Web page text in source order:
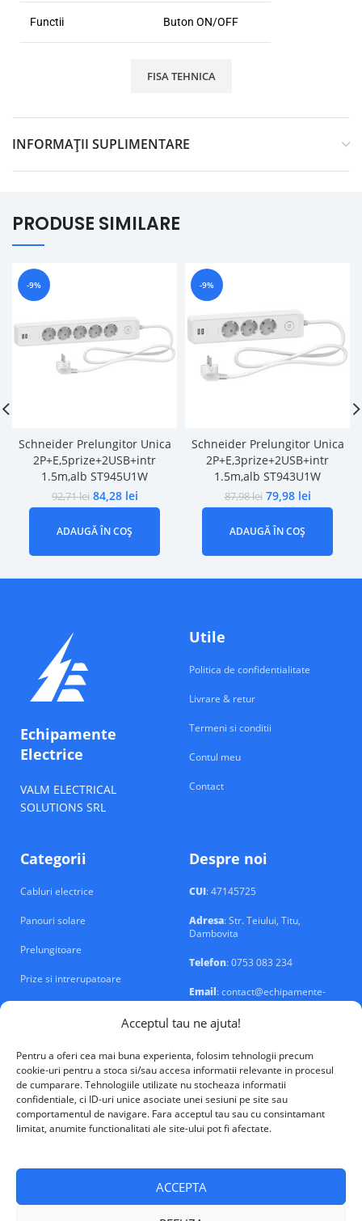
Acceptul tau ne ajuta!
Pentru a oferi cea mai buna experienta, folosim tehnologii precum
cookie-uri pentru a stoca si/sau accesa informatii relevante in procesul
de cumparare. Tehnologiile utilizate nu stocheaza informatii
confidentiale, ci ID-uri unice asociate unei sesiuni pe site sau
comportamentul de navigare. Fara acceptul tau sau cu consintamant
limitat, anumite functionalitati ale site-ului pot fi afectate.
ACCEPTA
Functii Buton ON/OFF
FISA TEHNICA
INFORMAȚII SUPLIMENTARE
PRODUSE SIMILARE
-9%
Schneider Prelungitor Unica
2P+E,5prize+2USB+intr
1.5m,alb ST945U1W
92,71lei 84,28 lei
ADAUGĂ ÎN COȘ
-9%
Schneider Prelungitor Unica
2P+E,3prize+2USB+intr
1.5m,alb ST943U1W
87,98lei 79,98 lei
ADAUGĂ ÎN COȘ
Echipamente
Electrice
VALM ELECTRICAL
SOLUTIONS SRL
Utile
Politica de confidentialitate
Livrare & retur
Termeni si conditii
Contul meu
Contact
Categorii
Cabluri electrice
Panouri solare
Prelungitoare
Prize si intrerupatoare
Despre noi
CUI: 47145725
Adresa: Str. Teiului, Titu,
Dambovita
Telefon: 0753 083 234
Email: contact@echipamente-
electrice.ro
VALM Electrical Solutions © 2026